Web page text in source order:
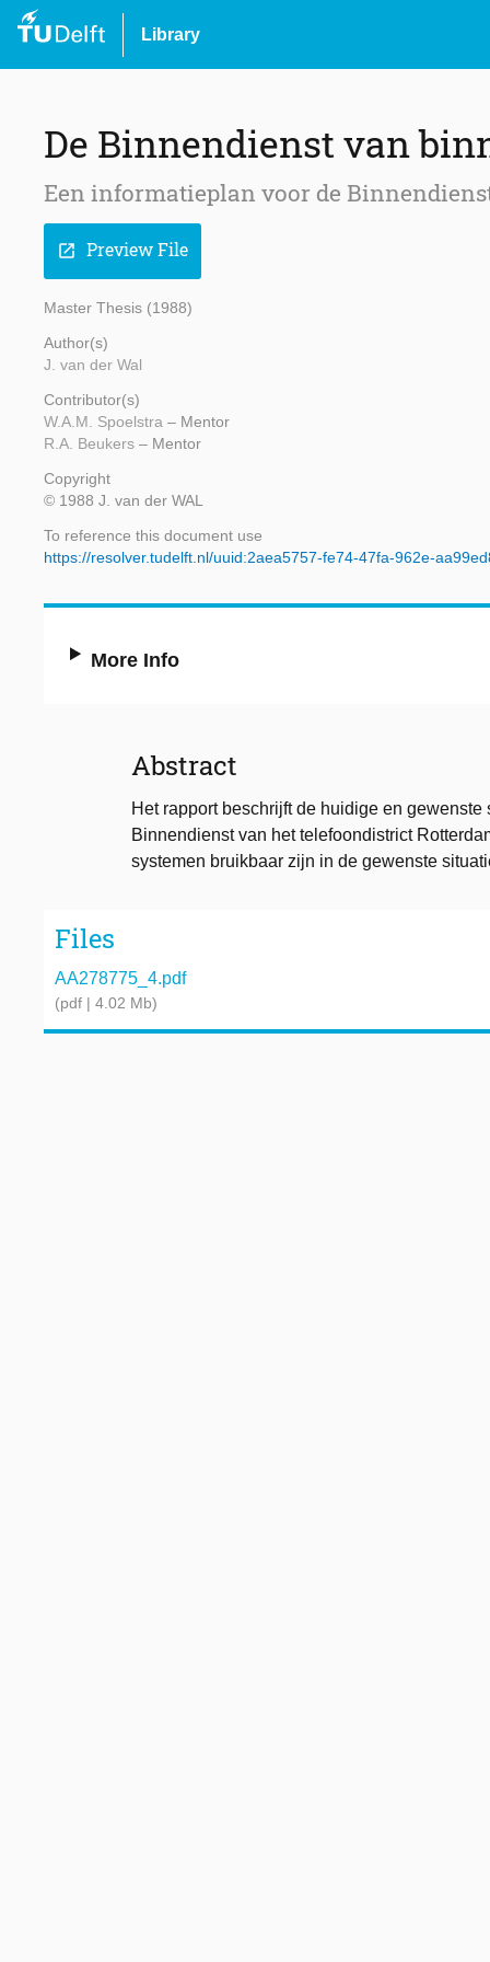
Library
De Binnendienst van
Een informatieplan voor de
open_in_new Preview File
Master Thesis (1988)
Author(s)
J. van der Wal
Contributor(s)
W.A.M. Spoelstra – Mentor
R.A. Beukers – Mentor
Copyright
© 1988 J. van der WAL
To reference this document use
https://resolver.tudelft.nl/uuid:2aea5757-fe74-47fa-962e-
More Info
Abstract
Het rapport beschrijft de huidige en
Binnendienst van het telefoondistrict
systemen bruikbaar zijn in de gewenste
Files
AA278775_4.pdf
(pdf | 4.02 Mb)